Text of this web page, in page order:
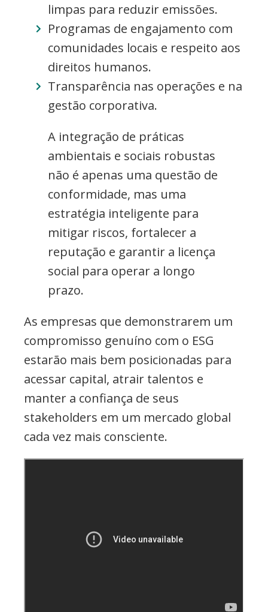
limpas para reduzir emissões.
Programas de engajamento com
comunidades locais e respeito aos
direitos humanos.
Transparência nas operações e na
gestão corporativa.
A integração de práticas
ambientais e sociais robustas
não é apenas uma questão de
conformidade, mas uma
estratégia inteligente para
mitigar riscos, fortalecer a
reputação e garantir a licença
social para operar a longo
prazo.
As empresas que demonstrarem um
compromisso genuíno com o ESG
estarão mais bem posicionadas para
acessar capital, atrair talentos e
manter a confiança de seus
stakeholders em um mercado global
cada vez mais consciente.